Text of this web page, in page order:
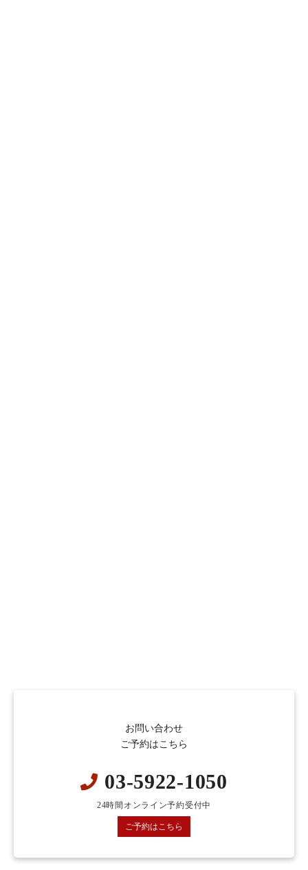
お問い合わせ
ご予約はこちら
03-5922-1050
24時間オンライン予約受付中
ご予約はこちら